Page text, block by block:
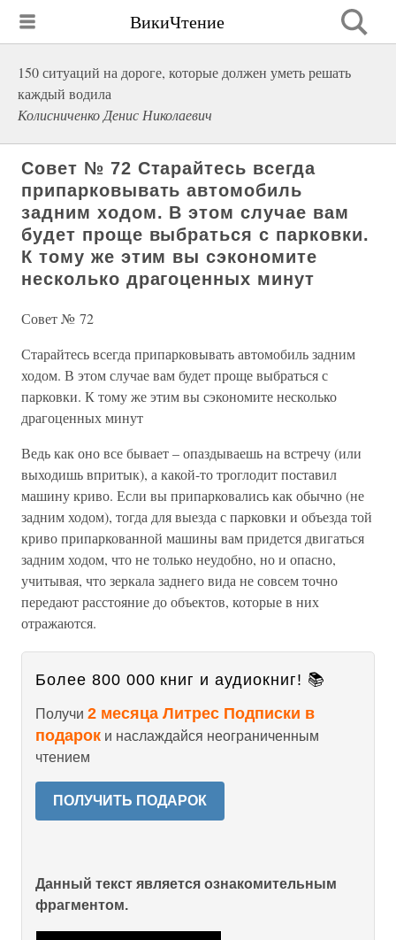
ВикиЧтение
150 ситуаций на дороге, которые должен уметь решать
каждый водила
Колисниченко Денис Николаевич
Совет № 72 Старайтесь всегда
припарковывать автомобиль
задним ходом. В этом случае вам
будет проще выбраться с парковки.
К тому же этим вы сэкономите
несколько драгоценных минут
Совет № 72
Старайтесь всегда припарковывать автомобиль задним
ходом. В этом случае вам будет проще выбраться с
парковки. К тому же этим вы сэкономите несколько
драгоценных минут
Ведь как оно все бывает – опаздываешь на встречу (или
выходишь впритык), а какой-то троглодит поставил
машину криво. Если вы припарковались как обычно (не
задним ходом), тогда для выезда с парковки и объезда той
криво припаркованной машины вам придется двигаться
задним ходом, что не только неудобно, но и опасно,
учитывая, что зеркала заднего вида не совсем точно
передают расстояние до объектов, которые в них
отражаются.
Более 800 000 книг и аудиокниг! 📚
Получи 2 месяца Литрес Подписки в
подарок и наслаждайся неограниченным
чтением
ПОЛУЧИТЬ ПОДАРОК
Данный текст является ознакомительным
фрагментом.